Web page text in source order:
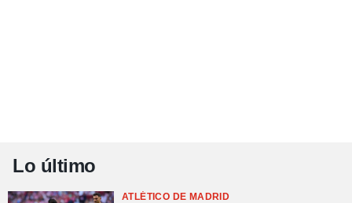
Lo último
ATLÉTICO DE MADRID